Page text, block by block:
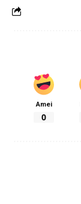
Amei
0